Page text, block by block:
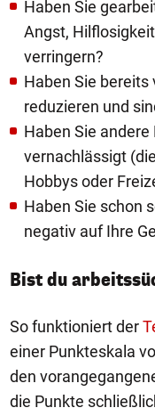
Haben Sie
Angst,
verringern?
Haben Sie
reduzieren und
Haben Sie
vernachlässigt
Hobbys oder
Haben Sie schon
negativ auf Ihre
Bist du
So funktioniert der
einer Punkteskala
den
die Punkte